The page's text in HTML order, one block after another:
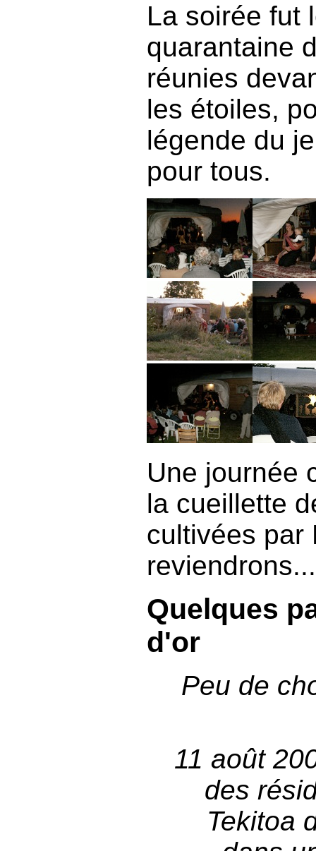
La soirée fut
quarantaine
réunies
les étoiles,
légende du
pour tous.
Une journée
la cueillette
cultivées par
reviendrons...
Quelques
d'or
Peu de
11 août
des
Tekitoa